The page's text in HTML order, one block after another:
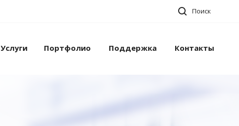
Поиск
Услуги Портфолио Поддержка Контакты